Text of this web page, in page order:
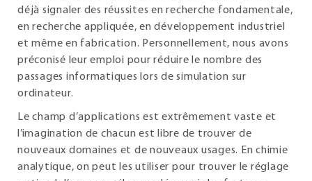
déjà signaler des réussites en recherche fondamentale,
en recherche appliquée, en développement industriel
et même en fabrication. Personnellement, nous avons
préconisé leur emploi pour réduire le nombre des
passages informatiques lors de simulation sur
ordinateur.
Le champ d’applications est extrêmement vaste et
l’imagination de chacun est libre de trouver de
nouveaux domaines et de nouveaux usages. En chimie
analytique, on peut les utiliser pour trouver le réglage